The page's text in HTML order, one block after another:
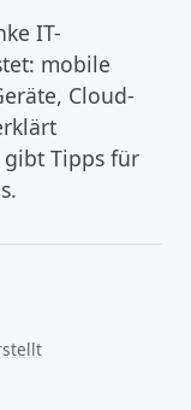
IT-
mobile
Cloud-
gibt Tipps für